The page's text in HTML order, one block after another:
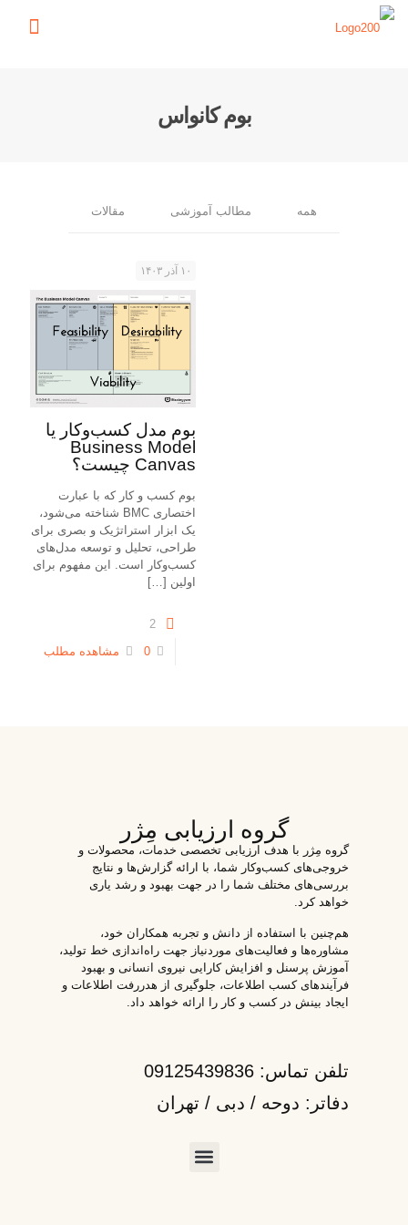
بوم کانواس
همه مطالب آموزشی مقالات
۱۰ آذر ۱۴۰۳
بوم مدل کسب‌وکار یا
Business Model
Canvas چیست؟
بوم کسب و کار که با عبارت
اختصاری BMC شناخته می‌شود،
یک ابزار استراتژیک و بصری برای
طراحی، تحلیل و توسعه مدل‌های
کسب‌وکار است. این مفهوم برای
اولین […]
2
0
مشاهده مطلب
گروه ارزیابی مِژر
گروه مِژر با هدف ارزیابی تخصصی خدمات، محصولات و
خروجی‌های کسب‌وکار شما، با ارائه گزارش‌ها و نتایج
بررسی‌های مختلف شما را در جهت بهبود و رشد یاری
خواهد کرد.
هم‌چنین با استفاده از دانش و تجربه همکاران خود،
مشاوره‌ها و فعالیت‌های موردنیاز جهت راه‌اندازی خط تولید،
آموزش پرسنل و افزایش کارایی نیروی انسانی و بهبود
فرآیندهای کسب اطلاعات، جلوگیری از هدررفت اطلاعات و
ایجاد بینش در کسب و کار را ارائه خواهد داد.
تلفن تماس: 09125439836
دفاتر: دوحه / دبی / تهران